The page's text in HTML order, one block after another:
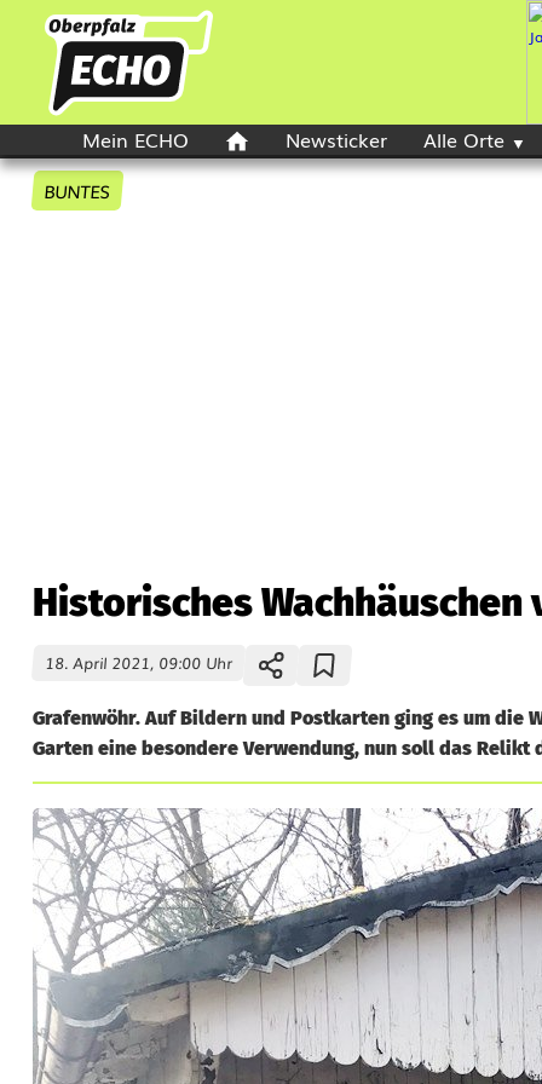
Mein ECHO Newsticker Alle Orte
BUNTES
Historisches
18. April 2021, 09:00 Uhr
Grafenwöhr. Auf Bildern und Postkarten ging es um die
Garten eine besondere Verwendung, nun soll das
H
i
s
t
o
r